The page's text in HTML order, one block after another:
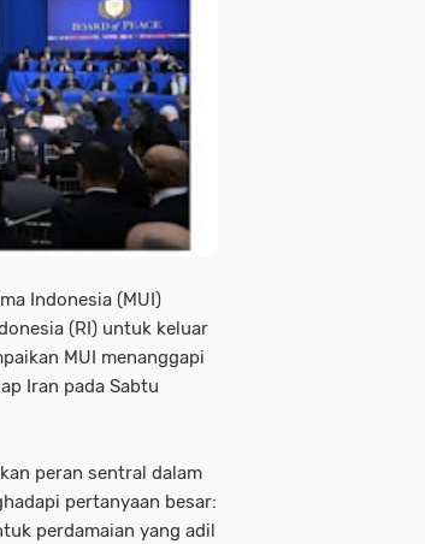
Indonesia (MUI)
(RI) untuk keluar
MUI menanggapi
Iran pada Sabtu
peran sentral dalam
pertanyaan besar:
perdamaian yang adil